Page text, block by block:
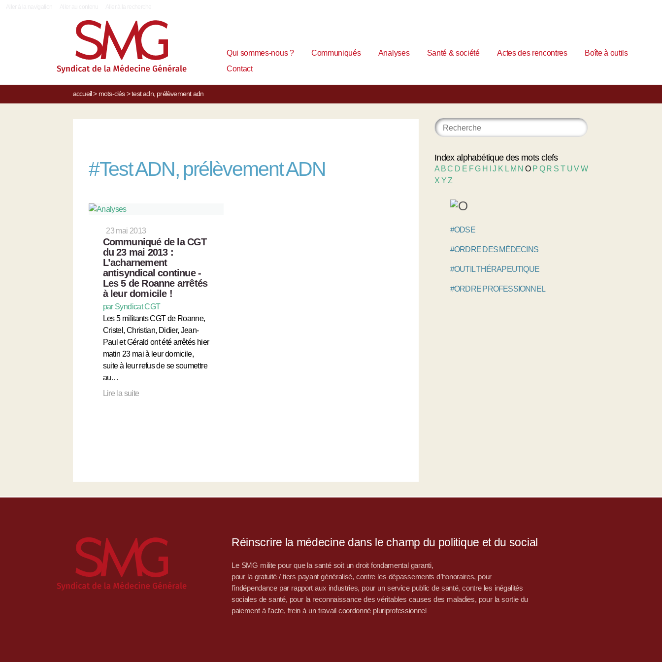
Qui sommes-nous ? Communiqués Analyses Santé & société Actes des rencontres
Boîte à outils
Contact
accueil> mots-clés> test adn, prélèvement adn
#Test ADN, prélèvement ADN
23 mai 2013
Communiqué de la CGT
du 23 mai 2013 :
L’acharnement
antisyndical continue -
Les 5 de Roanne arrêtés
à leur domicile !
par Syndicat CGT
Les 5 militants CGT de Roanne,
Cristel, Christian, Didier, Jean-
Paul et Gérald ont été arrêtés hier
matin 23 mai à leur domicile,
suite à leur refus de se soumettre
au…
Lire la suite
Index alphabétique des mots clefs
A BC D E FG H IJ K L M NO P Q R S T UVW
X YZ
#ODSE
#ORDRE DES MÉDECINS
#OUTIL THÉRAPEUTIQUE
#ORDRE PROFESSIONNEL
Réinscrire la médecine dans le champ du politique et du social
Le SMG milite pour que la santé soit un droit fondamental garanti,
pour la gratuité / tiers payant généralisé, contre les dépassements d’honoraires, pour
l’indépendance par rapport aux industries, pour un service public de santé, contre les inégalités
sociales de santé, pour la reconnaissance des véritables causes des maladies, pour la sortie du
paiement à l’acte, frein à un travail coordonné pluriprofessionnel